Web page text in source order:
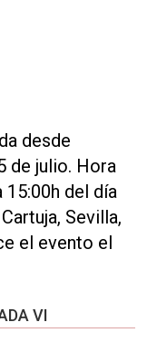
desde
de julio. Hora
15:00h del día
Sevilla,
el evento el
VI